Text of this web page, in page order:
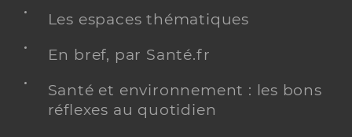
Les espaces thématiques
En bref, par Santé.fr
Santé et environnement : les bons
réflexes au quotidien